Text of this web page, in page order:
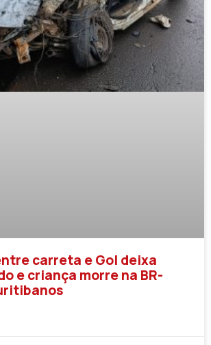
carreta e Gol deixa
e criança morre na BR-